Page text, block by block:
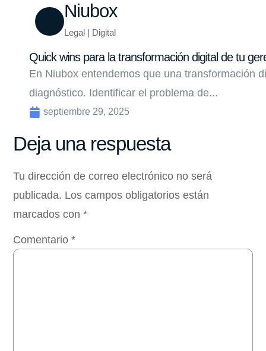
Niubox
Legal | Digital
Quick wins para la transformación digital de tu
En Niubox entendemos que una transformación
diagnóstico. Identificar el problema de...
septiembre 29, 2025
Deja una respuesta
Tu dirección de correo electrónico no será
publicada. Los campos obligatorios están
marcados con*
Comentario*